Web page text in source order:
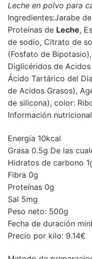
Leche en polvo para
Ingredientes:Jarabe
Proteínas de Leche,
de sodio, Citrato de
(Fosfato de
Diglicéridos de
Ácido Tartárico del
de Acidos Grasos),
de silicona), color:
Información
Energía 10kcal
Grasa 0.5g De las
Hidratos de carbono
Fibra 0g
Proteínas 0g
Sal 5mg
Peso neto: 500g
Fecha de duración
Precio por kilo: 9.14€